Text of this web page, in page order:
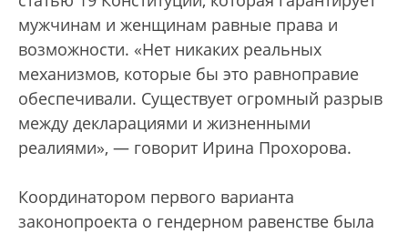
мужчинам и женщинам равные права и
возможности. «Нет никаких реальных
механизмов, которые бы это равноправие
обеспечивали. Существует огромный разрыв
между декларациями и жизненными
реалиями», — говорит Ирина Прохорова.
Координатором первого варианта
законопроекта о гендерном равенстве была